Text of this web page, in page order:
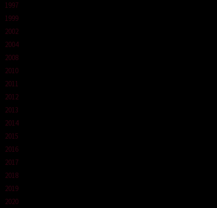
1997
1999
2002
2004
2008
2010
2011
2012
2013
2014
2015
2016
2017
2018
2019
2020